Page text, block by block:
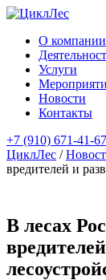
О компании
Услуги
Новости
Контакты
+7 (910) 671-41-67
ЦиклЛес /
вредителей и
В лесах